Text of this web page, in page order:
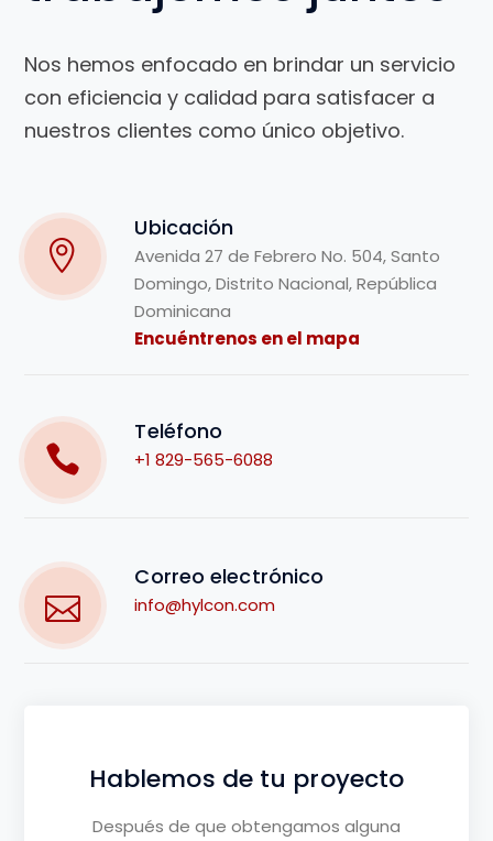
Nos hemos enfocado en brindar un servicio
con eficiencia y calidad para satisfacer a
nuestros clientes como único objetivo.
Ubicación
Avenida 27 de Febrero No. 504, Santo
Domingo, Distrito Nacional, República
Dominicana
Encuéntrenos en el mapa
Teléfono
+1 829-565-6088
Correo electrónico
info@hylcon.com
Hablemos de tu proyecto
Después de que obtengamos alguna